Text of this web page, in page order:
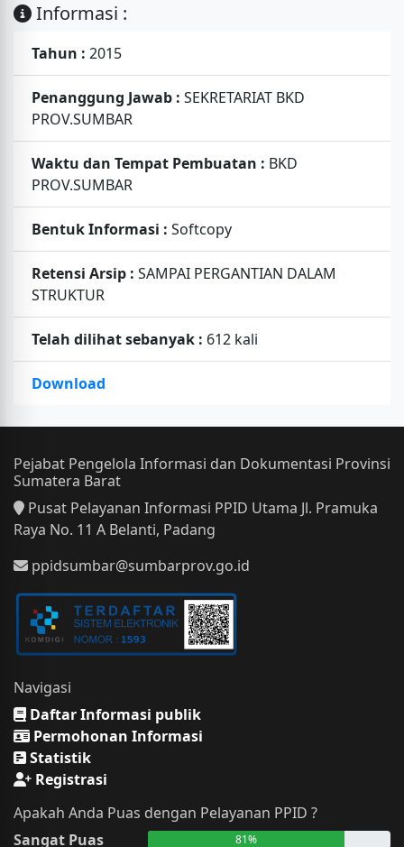
Informasi :
Tahun : 2015
Penanggung Jawab : SEKRETARIAT BKD
PROV.SUMBAR
Waktu dan Tempat Pembuatan : BKD
PROV.SUMBAR
Bentuk Informasi : Softcopy
Retensi Arsip : SAMPAI PERGANTIAN DALAM
STRUKTUR
Telah dilihat sebanyak : 612 kali
Download
Pejabat Pengelola Informasi dan Dokumentasi Provinsi
Sumatera Barat
Pusat Pelayanan Informasi PPID Utama Jl. Pramuka
Raya No. 11 A Belanti, Padang
ppidsumbar@sumbarprov.go.id
Navigasi
Daftar Informasi publik
Permohonan Informasi
Statistik
Registrasi
Apakah Anda Puas dengan Pelayanan PPID ?
Sangat Puas
81%